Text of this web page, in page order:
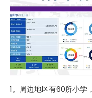
1。周边地区有60所小学